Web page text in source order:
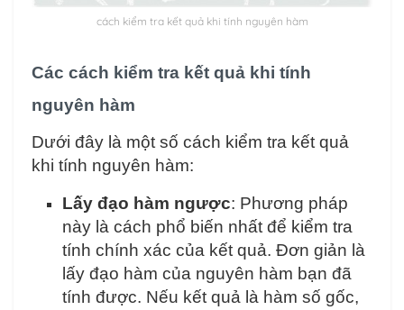
cách kiểm tra kết quả khi tính nguyên hàm
Các cách kiểm tra kết quả khi tính
nguyên hàm
Dưới đây là một số cách kiểm tra kết quả
khi tính nguyên hàm:
Lấy đạo hàm ngược: Phương pháp
này là cách phổ biến nhất để kiểm tra
tính chính xác của kết quả. Đơn giản là
lấy đạo hàm của nguyên hàm bạn đã
tính được. Nếu kết quả là hàm số gốc,